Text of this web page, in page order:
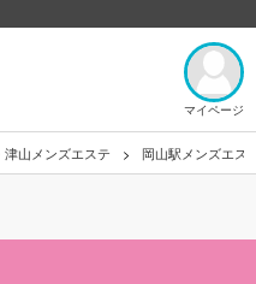
マイページ
津山メンズエステ 岡山駅メンズエス